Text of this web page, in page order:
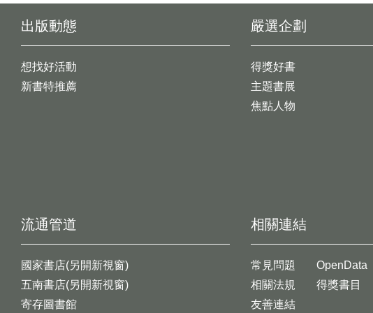
出版動態
想找好活動
新書特推薦
嚴選企劃
得獎好書
主題書展
焦點人物
流通管道
國家書店(另開新視窗)
五南書店(另開新視窗)
寄存圖書館
相關連結
常見問題
相關法規
友善連結
OpenData
得獎書目